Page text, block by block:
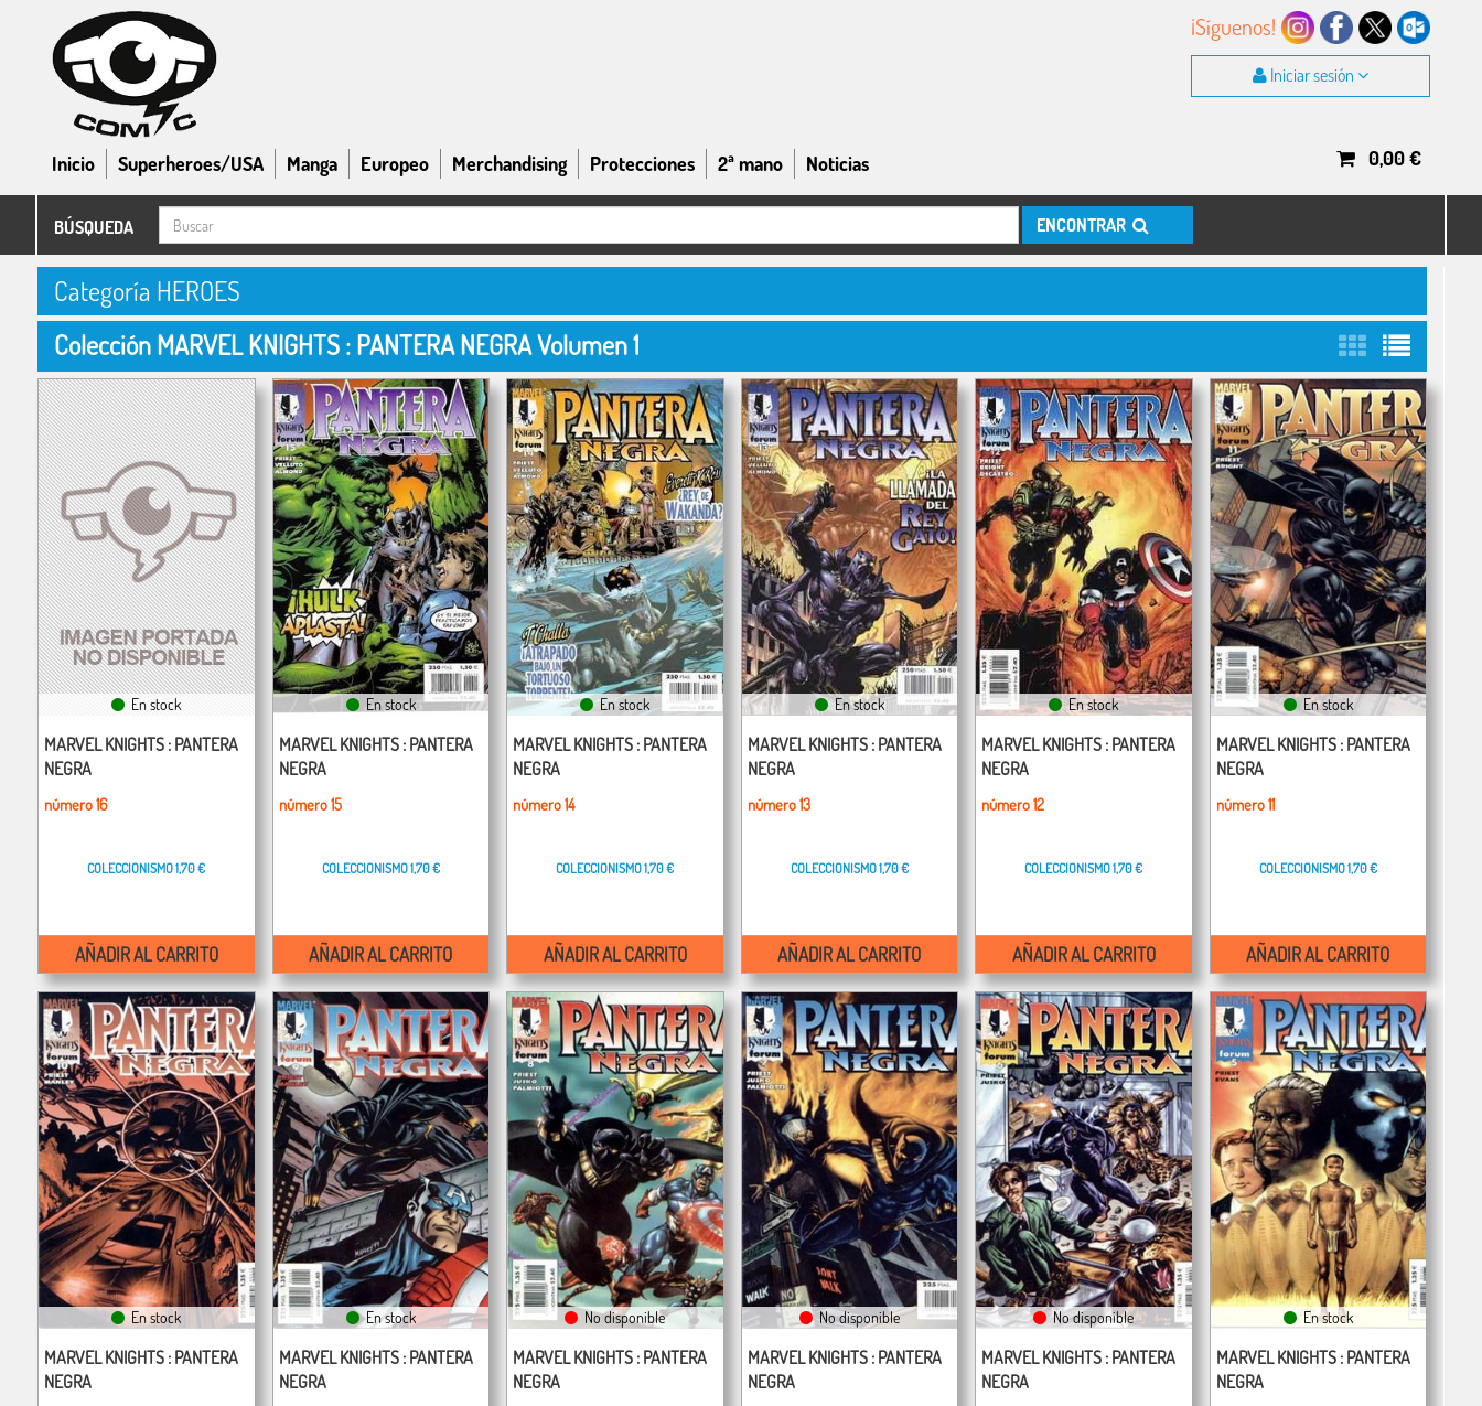
¡Síguenos!
Iniciar sesión
Inicio Superheroes/USA Manga Europeo Merchandising Protecciones 2ª mano Noticias 0,00€
BÚSQUEDA ENCONTRAR
Categoría HEROES
Colección MARVEL KNIGHTS : PANTERA NEGRA Volumen 1
En stock
MARVEL KNIGHTS : PANTERA
NEGRA
número 16
COLECCIONISMO1,70 €
AÑADIR AL CARRITO
En stock
MARVEL KNIGHTS : PANTERA
NEGRA
número 15
COLECCIONISMO1,70 €
AÑADIR AL CARRITO
En stock
MARVEL KNIGHTS : PANTERA
NEGRA
número 14
COLECCIONISMO1,70 €
AÑADIR AL CARRITO
En stock
MARVEL KNIGHTS : PANTERA
NEGRA
número 13
COLECCIONISMO1,70 €
AÑADIR AL CARRITO
En stock
MARVEL KNIGHTS : PANTERA
NEGRA
número 12
COLECCIONISMO1,70 €
AÑADIR AL CARRITO
En stock
MARVEL KNIGHTS : PANTERA
NEGRA
número 11
COLECCIONISMO1,70 €
AÑADIR AL CARRITO
En stock
MARVEL KNIGHTS : PANTERA
NEGRA
En stock
MARVEL KNIGHTS : PANTERA
NEGRA
No disponible
MARVEL KNIGHTS : PANTERA
NEGRA
No disponible
MARVEL KNIGHTS : PANTERA
NEGRA
No disponible
MARVEL KNIGHTS : PANTERA
NEGRA
En stock
MARVEL KNIGHTS : PANTERA
NEGRA